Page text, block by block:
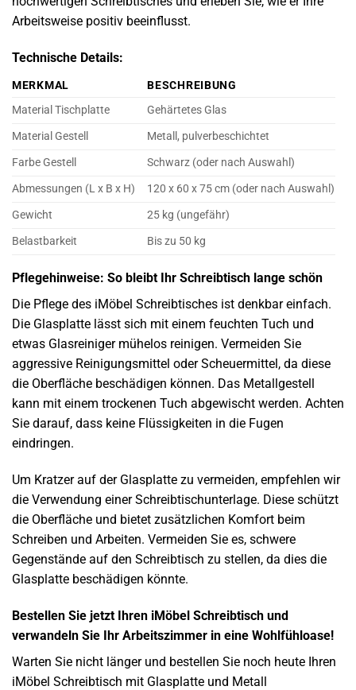
Arbeitsweise positiv beeinflusst.
Technische Details:
MERKMAL
BESCHREIBUNG
Material Tischplatte
Gehärtetes Glas
Material Gestell
Metall, pulverbeschichtet
Farbe Gestell
Schwarz (oder nach Auswahl)
Abmessungen (L x B x H)
120 x 60 x 75 cm (oder nach Auswahl)
Gewicht
25 kg (ungefähr)
Belastbarkeit
Bis zu 50 kg
Pflegehinweise: So bleibt Ihr Schreibtisch lange schön
Die Pflege des iMöbel Schreibtisches ist denkbar einfach.
Die Glasplatte lässt sich mit einem feuchten Tuch und
etwas Glasreiniger mühelos reinigen. Vermeiden Sie
aggressive Reinigungsmittel oder Scheuermittel, da diese
die Oberfläche beschädigen können. Das Metallgestell
kann mit einem trockenen Tuch abgewischt werden. Achten
Sie darauf, dass keine Flüssigkeiten in die Fugen
eindringen.
Um Kratzer auf der Glasplatte zu vermeiden, empfehlen wir
die Verwendung einer Schreibtischunterlage. Diese schützt
die Oberfläche und bietet zusätzlichen Komfort beim
Schreiben und Arbeiten. Vermeiden Sie es, schwere
Gegenstände auf den Schreibtisch zu stellen, da dies die
Glasplatte beschädigen könnte.
Bestellen Sie jetzt Ihren iMöbel Schreibtisch und
verwandeln Sie Ihr Arbeitszimmer in eine Wohlfühloase!
Warten Sie nicht länger und bestellen Sie noch heute Ihren
iMöbel Schreibtisch mit Glasplatte und Metall